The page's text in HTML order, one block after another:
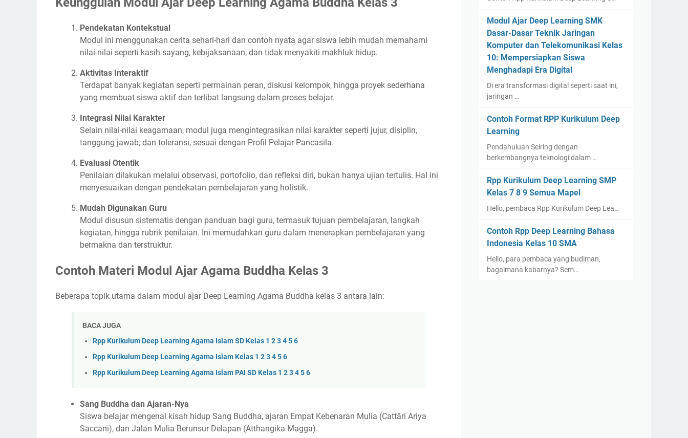
Pendekatan Kontekstual
Modul ini menggunakan cerita sehari-hari dan contoh nyata agar siswa lebih mudah memahami
nilai-nilai seperti kasih sayang, kebijaksanaan, dan tidak menyakiti makhluk hidup.
Aktivitas Interaktif
Terdapat banyak kegiatan seperti permainan peran, diskusi kelompok, hingga proyek sederhana
yang membuat siswa aktif dan terlibat langsung dalam proses belajar.
Integrasi Nilai Karakter
Selain nilai-nilai keagamaan, modul juga mengintegrasikan nilai karakter seperti jujur, disiplin,
tanggung jawab, dan toleransi, sesuai dengan Profil Pelajar Pancasila.
Evaluasi Otentik
Penilaian dilakukan melalui observasi, portofolio, dan refleksi diri, bukan hanya ujian tertulis. Hal ini
menyesuaikan dengan pendekatan pembelajaran yang holistik.
Mudah Digunakan Guru
Modul disusun sistematis dengan panduan bagi guru, termasuk tujuan pembelajaran, langkah
kegiatan, hingga rubrik penilaian. Ini memudahkan guru dalam menerapkan pembelajaran yang
bermakna dan terstruktur.
Contoh Materi Modul Ajar Agama Buddha Kelas 3
Beberapa topik utama dalam modul ajar Deep Learning Agama Buddha kelas 3 antara lain:
BACA JUGA
Rpp Kurikulum Deep Learning Agama Islam SD Kelas 1 2 3 4 5 6
Rpp Kurikulum Deep Learning Agama Islam Kelas 1 2 3 4 5 6
Rpp Kurikulum Deep Learning Agama Islam PAI SD Kelas 1 2 3 4 5 6
Sang Buddha dan Ajaran-Nya
Siswa belajar mengenal kisah hidup Sang Buddha, ajaran Empat Kebenaran Mulia (Cattāri Ariya
Saccāni), dan Jalan Mulia Berunsur Delapan (Atthangika Magga).
Modul Ajar Deep Learning SMK
Dasar-Dasar Teknik Jaringan
Komputer dan Telekomunikasi Kelas
10: Mempersiapkan Siswa
Menghadapi Era Digital
Di era transformasi digital seperti saat ini,
jaringan …
Contoh Format RPP Kurikulum Deep
Learning
Pendahuluan Seiring dengan
berkembangnya teknologi dalam …
Rpp Kurikulum Deep Learning SMP
Kelas 7 8 9 Semua Mapel
Hello, pembaca Rpp Kurikulum Deep Lea…
Contoh Rpp Deep Learning Bahasa
Indonesia Kelas 10 SMA
Hello, para pembaca yang budiman,
bagaimana kabarnya? Sem…